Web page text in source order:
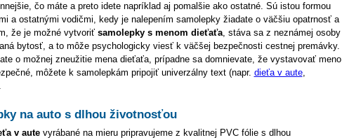
čo máte a preto idete napríklad aj pomalšie ako ostatné. Sú istou formou
a ostatnými vodičmi, kedy je nalepením samolepky žiadate o väčšiu opatrnosť a
že je možné vytvoriť samolepky s menom dieťaťa, stáva sa z neznámej osoby
bytosť, a to môže psychologicky viesť k väčšej bezpečnosti cestnej premávky.
o možnej zneužitie mena dieťaťa, prípadne sa domnievate, že vystavovať meno
môžete k samolepkám pripojiť univerzálny text (napr. dieťa v aute,
na auto s dlhou životnosťou
v autevyrábané na mieru pripravujeme z kvalitnej PVC fólie s dlhou